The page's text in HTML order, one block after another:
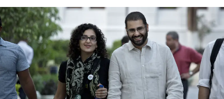
Sport
Mondiali calcio 2026
PODCAST
NEWSLETTER